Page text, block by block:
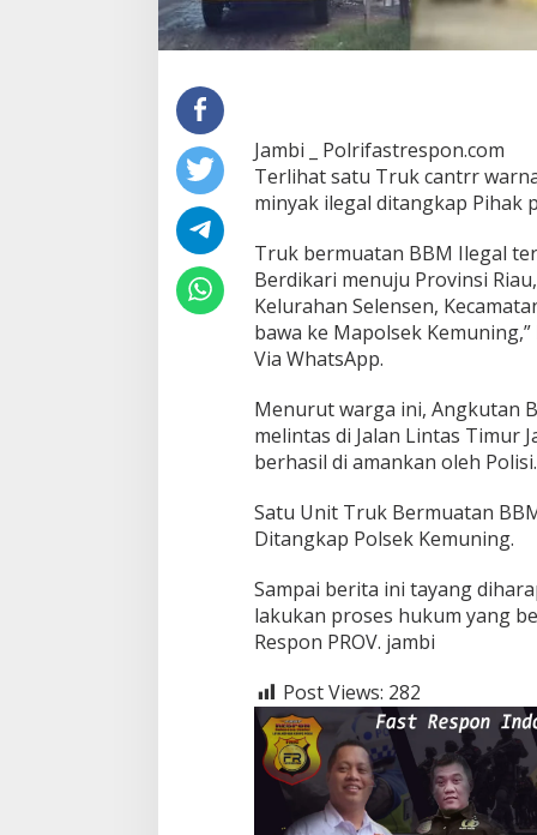
Jambi _ Polrifastrespon.com
Terlihat satu Truk cantrr
minyak ilegal ditangkap Pihak
Truk bermuatan BBM Ilegal
Berdikari menuju Provinsi
Kelurahan Selensen,
bawa ke Mapolsek
Via WhatsApp.
Menurut warga ini, Angkutan
melintas di Jalan Lintas Timur
berhasil di amankan oleh Polisi.
Satu Unit Truk Bermuatan
Ditangkap Polsek Kemuning.
Sampai berita ini tayang
lakukan proses hukum yang
Respon PROV. jambi
Post Views: 282